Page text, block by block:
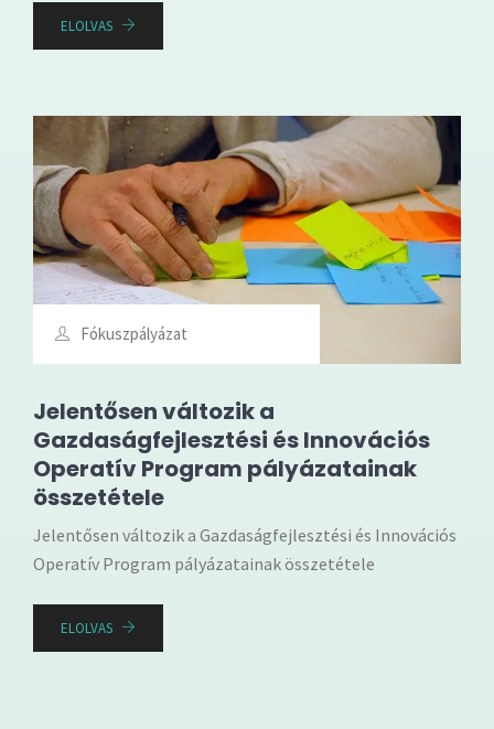
ELOLVAS
Fókuszpályázat
Jelentősen változik a
Gazdaságfejlesztési és Innovációs
Operatív Program pályázatainak
összetétele
Jelentősen változik a Gazdaságfejlesztési és Innovációs
Operatív Program pályázatainak összetétele
ELOLVAS